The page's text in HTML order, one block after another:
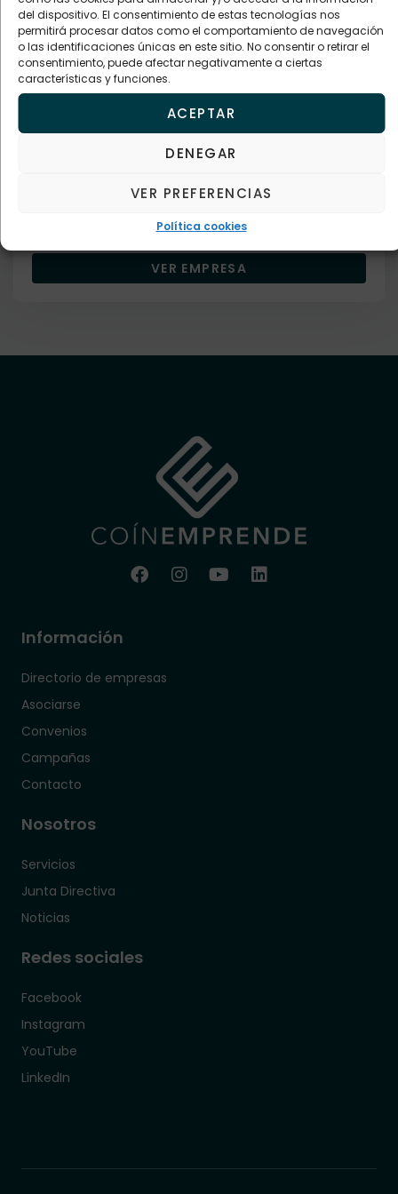
del dispositivo. El consentimiento de estas tecnologías nos
permitirá procesar datos como el comportamiento de navegación
o las identificaciones únicas en este sitio. No consentir o retirar el
consentimiento, puede afectar negativamente a ciertas
características y funciones.
ACEPTAR
DENEGAR
VER PREFERENCIAS
Política cookies
Asesoría, consultaría y formación
VER EMPRESA
Empresa verificada
Información
Directorio de empresas
Asociarse
Convenios
Campañas
Contacto
Nosotros
Servicios
Junta Directiva
Noticias
Redes sociales
Facebook
Instagram
YouTube
LinkedIn